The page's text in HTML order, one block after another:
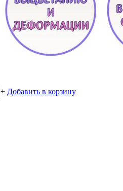
+ Добавить в корзину